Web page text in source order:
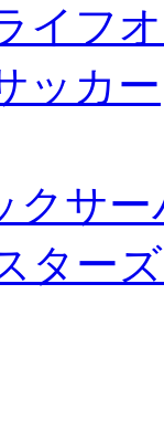
イフ
ッカー
クサ
ター